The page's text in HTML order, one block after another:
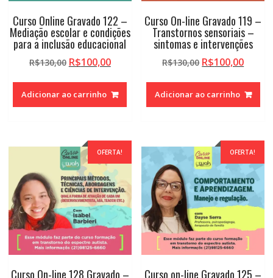
Curso Online Gravado 122 –
Mediação escolar e condições
para a inclusão educacional
R$130,00 O
original
era:
R$100,00O
atual
é:
Adicionar ao carrinho
Curso On-line Gravado 119 –
Transtornos sensoriais –
sintomas e intervenções
R$130,00 O
original
era:
R$100,00O
atual
é:
Adicionar ao carrinho
OFERTA!
Curso On-line 128 Gravado –
OFERTA!
Curso on-line Gravado 125 –